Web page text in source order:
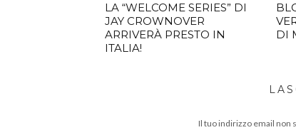
LA “WELCOME SERIES” DI
JAY CROWNOVER
ARRIVERÀ PRESTO IN
ITALIA!
DI
Il tuo indirizzo email non